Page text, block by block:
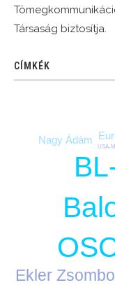
Társaság biztosítja.
CÍMKÉK
Ekler
Nagy Ádám
USA-